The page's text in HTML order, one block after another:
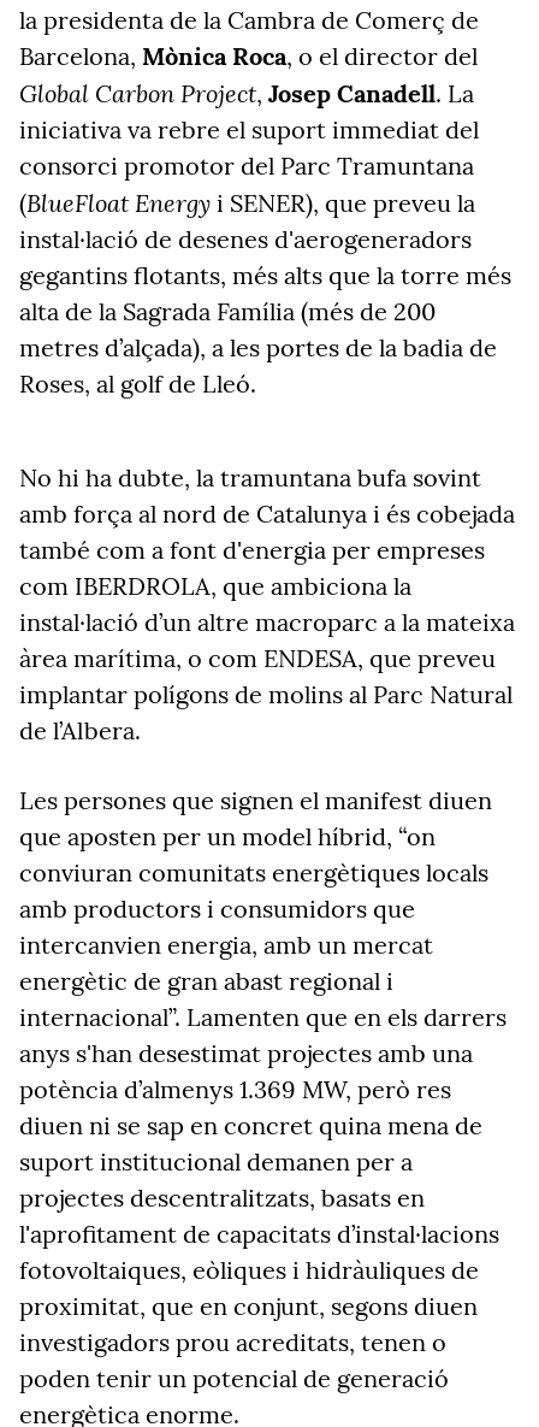
la presidenta de la Cambra de Comerç de
Barcelona, Mònica Roca, o el director del
Global Carbon Project, Josep Canadell. La
iniciativa va rebre el suport immediat del
consorci promotor del Parc Tramuntana
(BlueFloat Energy i SENER), que preveu la
instal·lació de desenes d'aerogeneradors
gegantins flotants, més alts que la torre més
alta de la Sagrada Família (més de 200
metres d’alçada), a les portes de la badia de
Roses, al golf de Lleó.
No hi ha dubte, la tramuntana bufa sovint
amb força al nord de Catalunya i és cobejada
també com a font d'energia per empreses
com IBERDROLA, que ambiciona la
instal·lació d’un altre macroparc a la mateixa
àrea marítima, o com ENDESA, que preveu
implantar polígons de molins al Parc Natural
de l’Albera.
Les persones que signen el manifest diuen
que aposten per un model híbrid, “on
conviuran comunitats energètiques locals
amb productors i consumidors que
intercanvien energia, amb un mercat
energètic de gran abast regional i
internacional”. Lamenten que en els darrers
anys s'han desestimat projectes amb una
potència d’almenys 1.369 MW, però res
diuen ni se sap en concret quina mena de
suport institucional demanen per a
projectes descentralitzats, basats en
l'aprofitament de capacitats d’instal·lacions
fotovoltaiques, eòliques i hidràuliques de
proximitat, que en conjunt, segons diuen
investigadors prou acreditats, tenen o
poden tenir un potencial de generació
energètica enorme.